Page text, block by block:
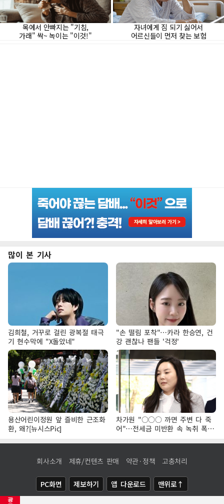
광
많이 본 기사
김희철, 거꾸로 걸린 광복절 태극
기 현수막에 "X돌았네"
"손 떨림 포착"…카라 한승연, 건
강 괜찮나 팬들 '걱정'
용산어린이정원 앞 즐비한 근조화
환, 왜?[뉴시스Pic]
차가원 "○○○ 까면 주변 다 죽
어"…전세금 미반환 속 녹취 폭로
파장
회사소개 제휴/컨텐츠 판매 약관·정책 고충처리
PC화면 제보하기 앱 다운로드 맨위로↑